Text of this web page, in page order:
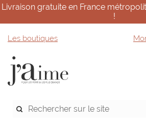
Livraison gratuite en France
!
Les boutiques